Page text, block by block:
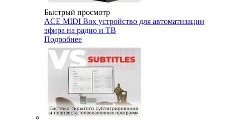
Быстрый просмотр
ACE MIDI Box устройство для автоматизации
эфира на радио и ТВ
Подробнее